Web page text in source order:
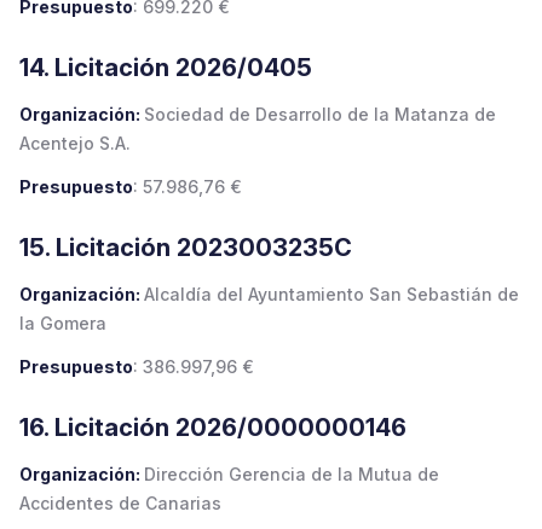
Presupuesto: 699.220 €
14. Licitación 2026/0405
Organización: Sociedad de Desarrollo de la Matanza de
Acentejo S.A.
Presupuesto: 57.986,76 €
15. Licitación 2023003235C
Organización: Alcaldía del Ayuntamiento San Sebastián de
la Gomera
Presupuesto: 386.997,96 €
16. Licitación 2026/0000000146
Organización: Dirección Gerencia de la Mutua de
Accidentes de Canarias